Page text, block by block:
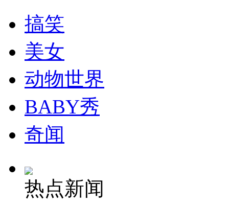
纽约上演“枕头大战”
司机酒驾遇交警 急速倒车逃窜
搞笑
美女
动物世界
BABY秀
奇闻
热点新闻